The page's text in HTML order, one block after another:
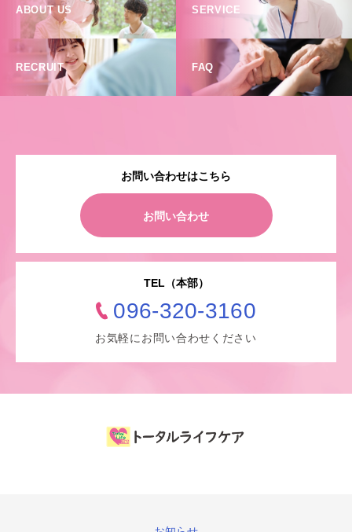
ABOUT US SERVICE
RECRUIT FAQ
お問い合わせはこちら
お問い合わせ
TEL（本部）
096-320-3160
お気軽にお問い合わせください